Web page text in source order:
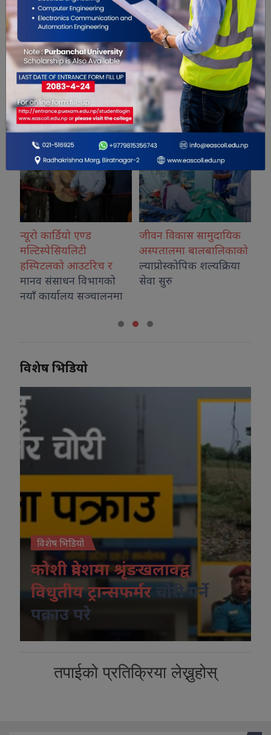
सम्बंधित खबरहरु
जीवन विकास सामुदायिक
अस्पतालमा बालबालिकाको
ल्याप्रोस्कोपिक शल्यक्रिया
सेवा सुरु
कोशीका उत्कृष्ट फोटोग्राफर
नगदसहित सम्मानित
विशेष भिडियो
विशेष भिडियो
कोशी प्रदेशमा श्रृंङखलावद्व
विधुतीय ट्रान्सफर्मर
चोरी गर्ने
पक्राउ परे
तपाईको प्रतिक्रिया लेख्नुहोस्